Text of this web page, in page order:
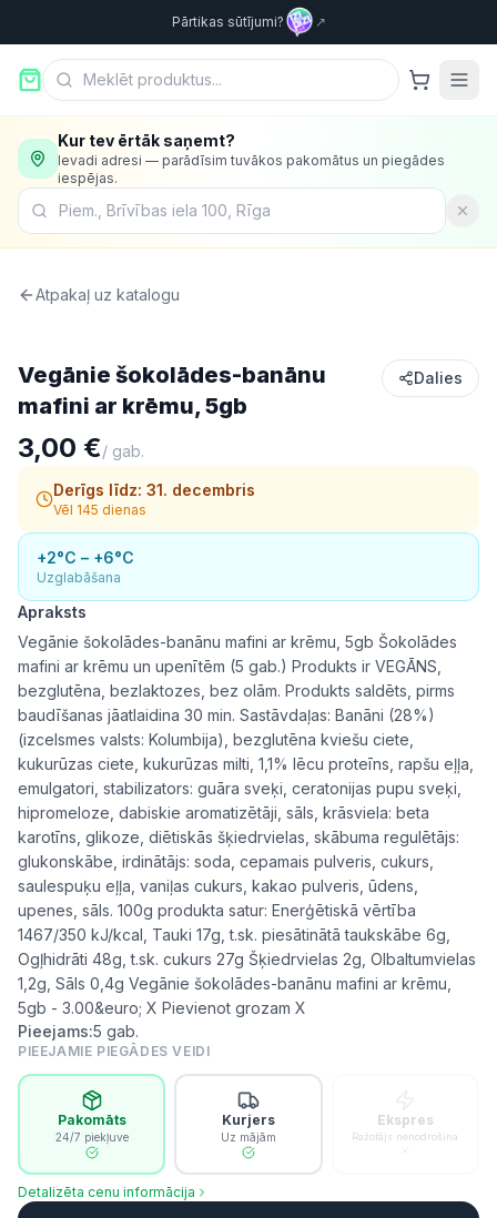
Pārtikas sūtījumi? ↗
Kur tev ērtāk saņemt?
Ievadi adresi — parādīsim tuvākos pakomātus un piegādes
iespējas.
Atpakaļ uz katalogu
Konditorija
Vegānie šokolādes-banānu
mafini ar krēmu, 5gb
Dalies
3,00 €/ gab.
Derīgs līdz: 31. decembris
Vēl 145 dienas
+2°C – +6°C
Uzglabāšana
Apraksts
Vegānie šokolādes-banānu mafini ar krēmu, 5gb Šokolādes
mafini ar krēmu un upenītēm (5 gab.) Produkts ir VEGĀNS,
bezglutēna, bezlaktozes, bez olām. Produkts saldēts, pirms
baudīšanas jāatlaidina 30 min. Sastāvdaļas: Banāni (28%)
(izcelsmes valsts: Kolumbija), bezglutēna kviešu ciete,
kukurūzas ciete, kukurūzas milti, 1,1% lēcu proteīns, rapšu eļļa,
emulgatori, stabilizators: guāra sveķi, ceratonijas pupu sveķi,
hipromeloze, dabiskie aromatizētāji, sāls, krāsviela: beta
karotīns, glikoze, diētiskās šķiedrvielas, skābuma regulētājs:
glukonskābe, irdinātājs: soda, cepamais pulveris, cukurs,
saulespuķu eļļa, vaniļas cukurs, kakao pulveris, ūdens,
upenes, sāls. 100g produkta satur: Enerģētiskā vērtība
1467/350 kJ/kcal, Tauki 17g, t.sk. piesātinātā taukskābe 6g,
Ogļhidrāti 48g, t.sk. cukurs 27g Šķiedrvielas 2g, Olbaltumvielas
1,2g, Sāls 0,4g Vegānie šokolādes-banānu mafini ar krēmu,
5gb - 3.00&euro; X Pievienot grozam X
Pieejams:5 gab.
PIEEJAMIE PIEGĀDES VEIDI
Pakomāts
24/7 piekļuve
Kurjers
Uz mājām
Ekspres
Ražotājs nenodrošina
Detalizēta cenu informācija